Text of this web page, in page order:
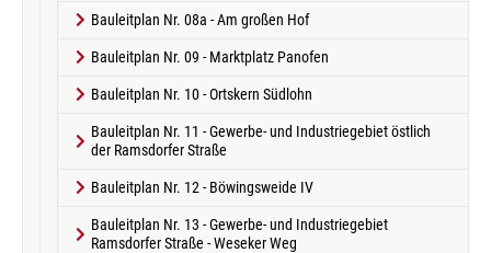
Bauleitplan Nr. 08a - Am großen Hof
Bauleitplan Nr. 09 - Marktplatz Panofen
Bauleitplan Nr. 10 - Ortskern Südlohn
Bauleitplan Nr. 11 - Gewerbe- und Industriegebiet östlich
der Ramsdorfer Straße
Bauleitplan Nr. 12 - Böwingsweide IV
Bauleitplan Nr. 13 - Gewerbe- und Industriegebiet
Ramsdorfer Straße - Weseker Weg